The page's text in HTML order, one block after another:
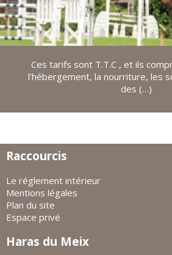
Ces tarifs sont T.T.C , et ils
l’hébergement, la nourriture, les
des (…)
Raccourcis
Le réglement intérieur
Mentions légales
Plan du site
Espace privé
Haras du Meix